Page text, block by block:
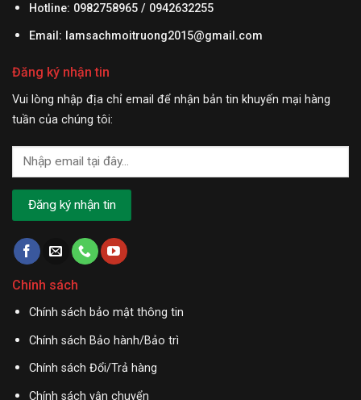
Hotline: 0982758965 / 0942632255
Email: lamsachmoitruong2015@gmail.com
Đăng ký nhận tin
Vui lòng nhập địa chỉ email để nhận bản tin khuyến mại hàng
tuần của chúng tôi:
Chính sách
Chính sách bảo mật thông tin
Chính sách Bảo hành/Bảo trì
Chính sách Đổi/Trả hàng
Chính sách vận chuyển